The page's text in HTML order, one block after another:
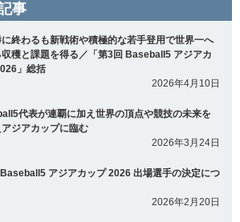
事
終わるも新戦術や積極的な若手登用で世界一へ
穫と課題を得る／「第3回 Baseball5 アジアカ
」総括
2026年4月10日
代表が連覇に加え世界の頂点や競技の未来を
アジアカップに臨む
2026年3月24日
アジアカップ 2026 出場選手の決定につ
2026年2月20日